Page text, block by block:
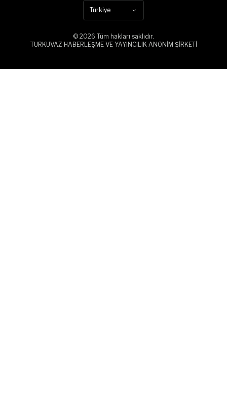
Türkiye
© 2026 Tüm hakları saklıdır.
TURKUVAZ HABERLEŞME VE YAYINCILIK ANONİM ŞİRKETİ